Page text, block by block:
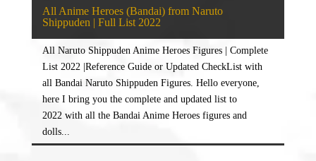
All Anime Heroes (Bandai) from Naruto
Shippuden | Full List 2022
All Naruto Shippuden Anime Heroes Figures | Complete
List 2022 |Reference Guide or Updated CheckList with
all Bandai Naruto Shippuden Figures. Hello everyone,
here I bring you the complete and updated list to
2022 with all the Bandai Anime Heroes figures and
dolls...